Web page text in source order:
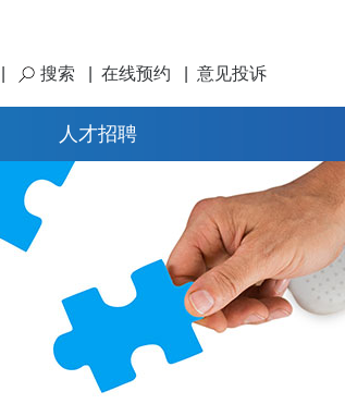
搜索 在线预约 意见投诉
人才招聘
医院介绍